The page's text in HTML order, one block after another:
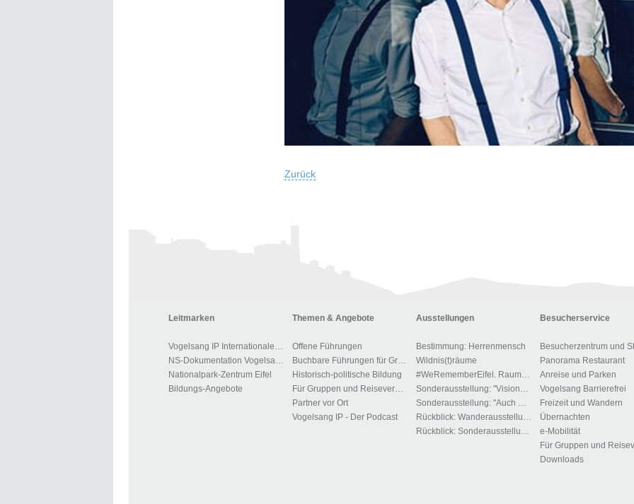
Zurück
Leitmarken
Nationalpark-Zentrum Eifel
Bildungs-Angebote
Themen & Angebote
Offene Führungen
Historisch-politische Bildung
Partner vor Ort
Vogelsang IP - Der Podcast
Ausstellungen
Bestimmung: Herrenmensch
Wildnis(t)räume
Besucherservice
Besucherzentrum und
Panorama Restaurant
Anreise und Parken
Vogelsang Barrierefrei
Freizeit und Wandern
Übernachten
e-Mobilität
Downloads